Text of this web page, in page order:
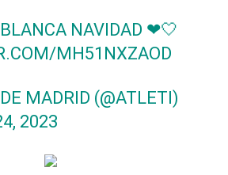
NAVIDAD ❤🤍
MH51NXZAOD
MADRID (@ATLETI)
2023